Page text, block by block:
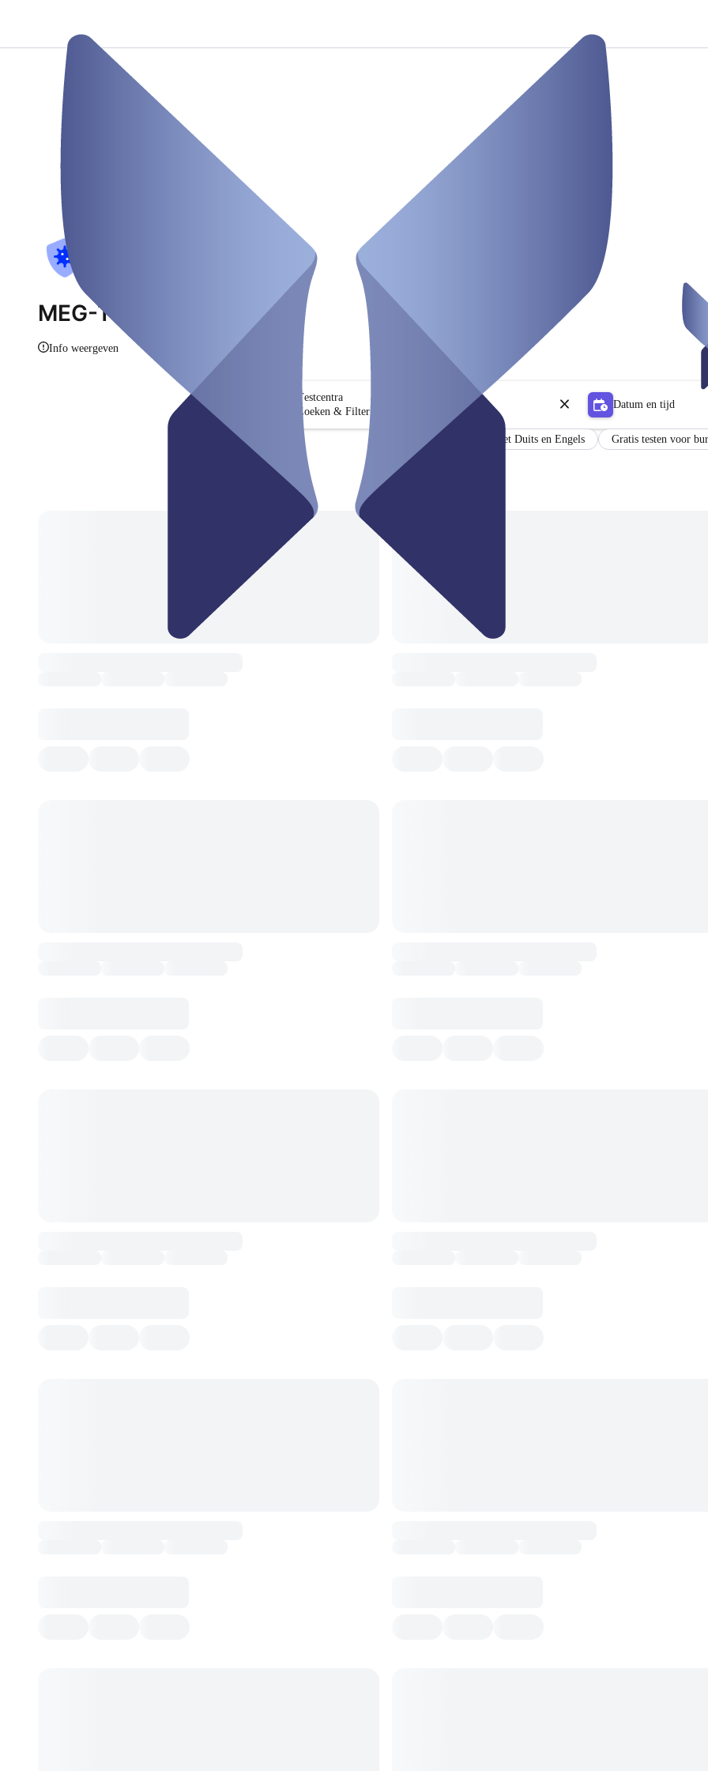
MEG-Teststation
Info weergeven
Testcentra
Zoeken & Filter
Datum en tijd
Resultaten in het Duits en Engels Gratis testen voor